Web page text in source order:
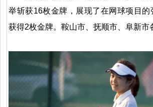
举斩获16枚金牌，展现了在网球项目的
获得2枚金牌。鞍山市、抚顺市、阜新市